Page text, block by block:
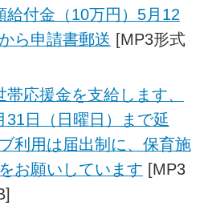
給付金（10万円）5月12
ら申請書郵送 [MP3形式
帯応援金を支給します、
31日（日曜日）まで延
利用は届出制に、保育施
お願いしています [MP3